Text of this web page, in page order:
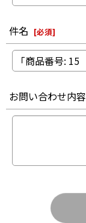
件名 [必須]
お問い合わせ内容